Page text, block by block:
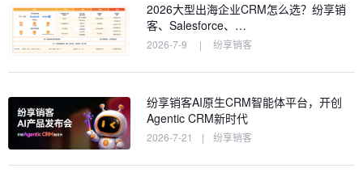
2026大型出海企业CRM怎么选？纷享销
客、Salesforce、…
2026-7-9 | 纷享销客
纷享销客AI原生CRM智能体平台，开创
Agentic CRM新时代
2026-7-21 | 纷享销客